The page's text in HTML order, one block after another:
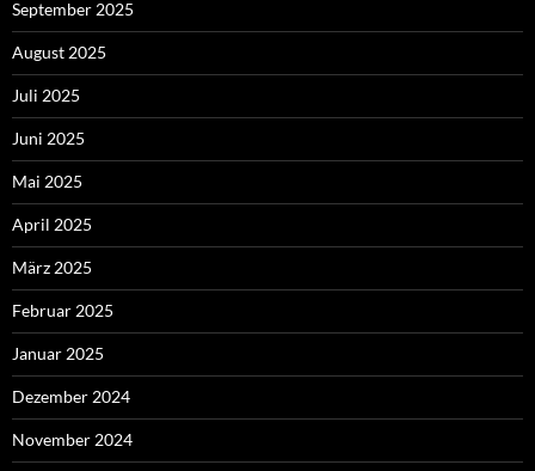
September 2025
August 2025
Juli 2025
Juni 2025
Mai 2025
April 2025
März 2025
Februar 2025
Januar 2025
Dezember 2024
November 2024